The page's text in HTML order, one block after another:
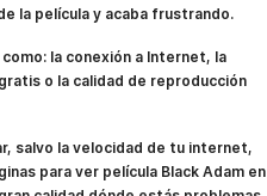
la película y acaba frustrando.
la conexión a Internet, la
o la calidad de reproducción
salvo la velocidad de tu internet,
para ver película Black Adam en